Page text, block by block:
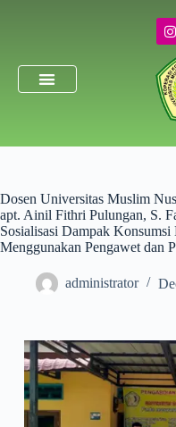
Dosen Universitas Muslim
apt. Ainil Fithri Pulungan, S.
Sosialisasi Dampak
Menggunakan Pengawet dan
administrator